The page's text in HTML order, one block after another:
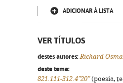
ADICIONAR À LISTA
VER TÍTULOS
destes autores: Richard
deste tema:
821.111-312.4"20"(poesia,